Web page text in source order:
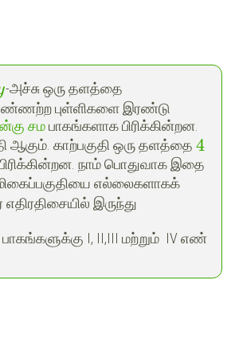
-அச்சு ஒரு தளத்தை
புள்ளிகளை இரண்டு
சமபாகங்களாக பிரிக்கின்றன.
ஆகும். காற்பகுதி ஒரு தளத்தை 4
நாம் பொதுவாக இதை
எல்லைகளாகக்
இருந்து
I, II,III மற்றும் IV எண்